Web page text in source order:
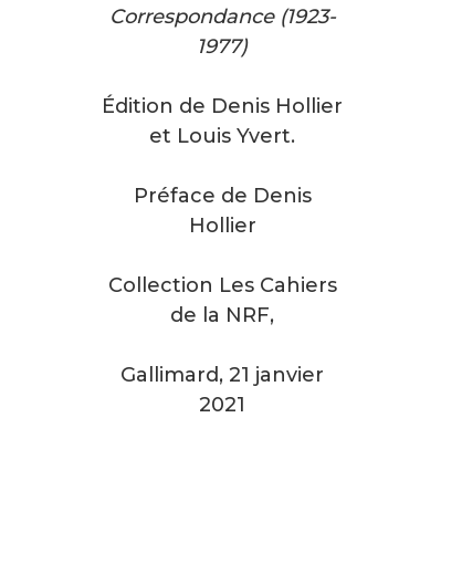
Correspondance (1923-
1977)
Édition de Denis Hollier
et Louis Yvert.
Préface de Denis
Hollier
Collection Les Cahiers
de la NRF,
Gallimard, 21 janvier
2021